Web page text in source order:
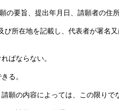
の要旨、提出年月日、請願者の住
所在地を記載し、代表者が署名
ばならない。
る。
願の内容によっては、この限りで